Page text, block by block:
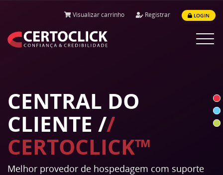
Visualizar carrinho Registrar LOGIN
Alternar
CENTRAL DO
CLIENTE //
CERTOCLICK™
Melhor provedor de hospedagem com suporte